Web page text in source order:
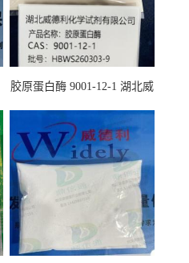
胶原蛋白酶 9001-12-1 湖北威